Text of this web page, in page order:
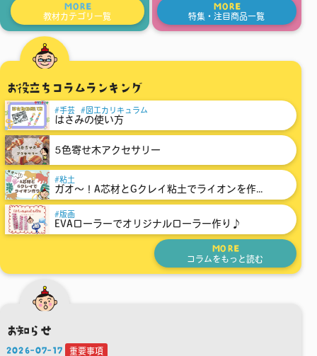
MORE
教材カテゴリ一覧
MORE
特集・注目商品一覧
お役立ちコラムランキング
手芸 図工カリキュラム
はさみの使い方
5色寄せ木アクセサリー
粘土
ガオ～！A芯材とGクレイ粘土でライオンを作...
版画
EVAローラーでオリジナルローラー作り♪
MORE
コラムをもっと読む
お知らせ
2026-07-17
重要事項